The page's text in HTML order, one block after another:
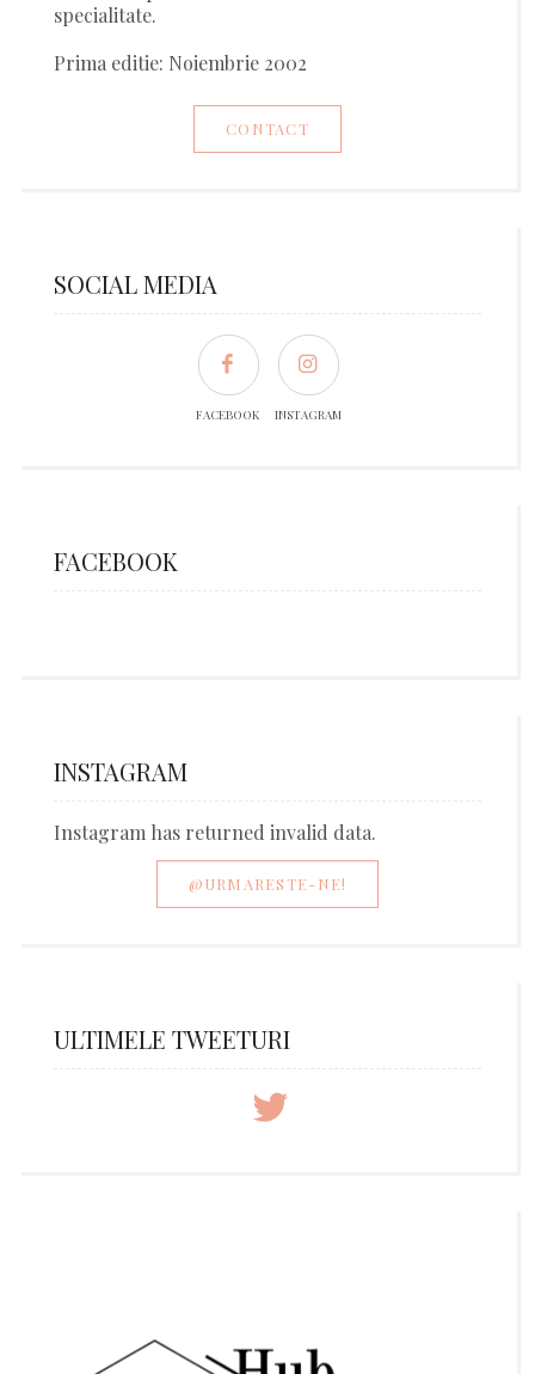
specialitate.
Prima editie: Noiembrie 2002
CONTACT
SOCIAL MEDIA
FACEBOOK INSTAGRAM
FACEBOOK
INSTAGRAM
Instagram has returned invalid data.
@URMARESTE-NE!
ULTIMELE TWEETURI